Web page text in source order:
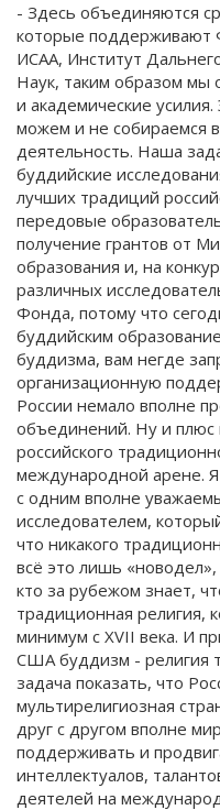
- Здесь объединяются
которые поддерживают
ИСАА, Институт
Наук, таким образом мы
и академические
можем и не собираемся
деятельность. Наша
буддийские
лучших традиций
передовые
получение грантов от
образования и, на
различных
Фонда, потому что
буддийским
буддизма, вам негде
организационную
России немало вполне
объединений. Ну и плюс
российского
международной арене.
с одним вполне
исследователем,
что никакого
всё это лишь
кто за рубежом знает,
традиционная религия,
минимум с XVII века. И
США буддизм - религия
задача показать, что
мультирелигиозная
друг с другом вполне
поддерживать и
интеллектуалов,
деятелей на